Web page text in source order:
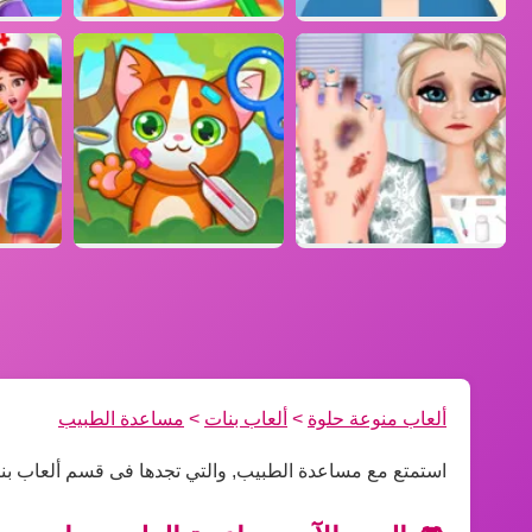
ألعاب منوعة حلوة > ألعاب بنات > مساعدة الطبيب
استمتع مع مساعدة الطبيب, والتي تجدها فى قسم ألعاب